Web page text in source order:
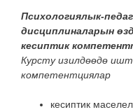
Психологиялык-
дисциплиналарын
кесиптик
Курсту изилдөөдө
компетентциялар
кесиптик